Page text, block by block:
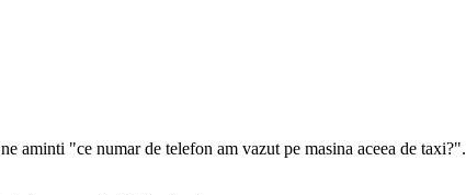
aminti "ce numar de telefon am vazut pe masina aceea de taxi?".